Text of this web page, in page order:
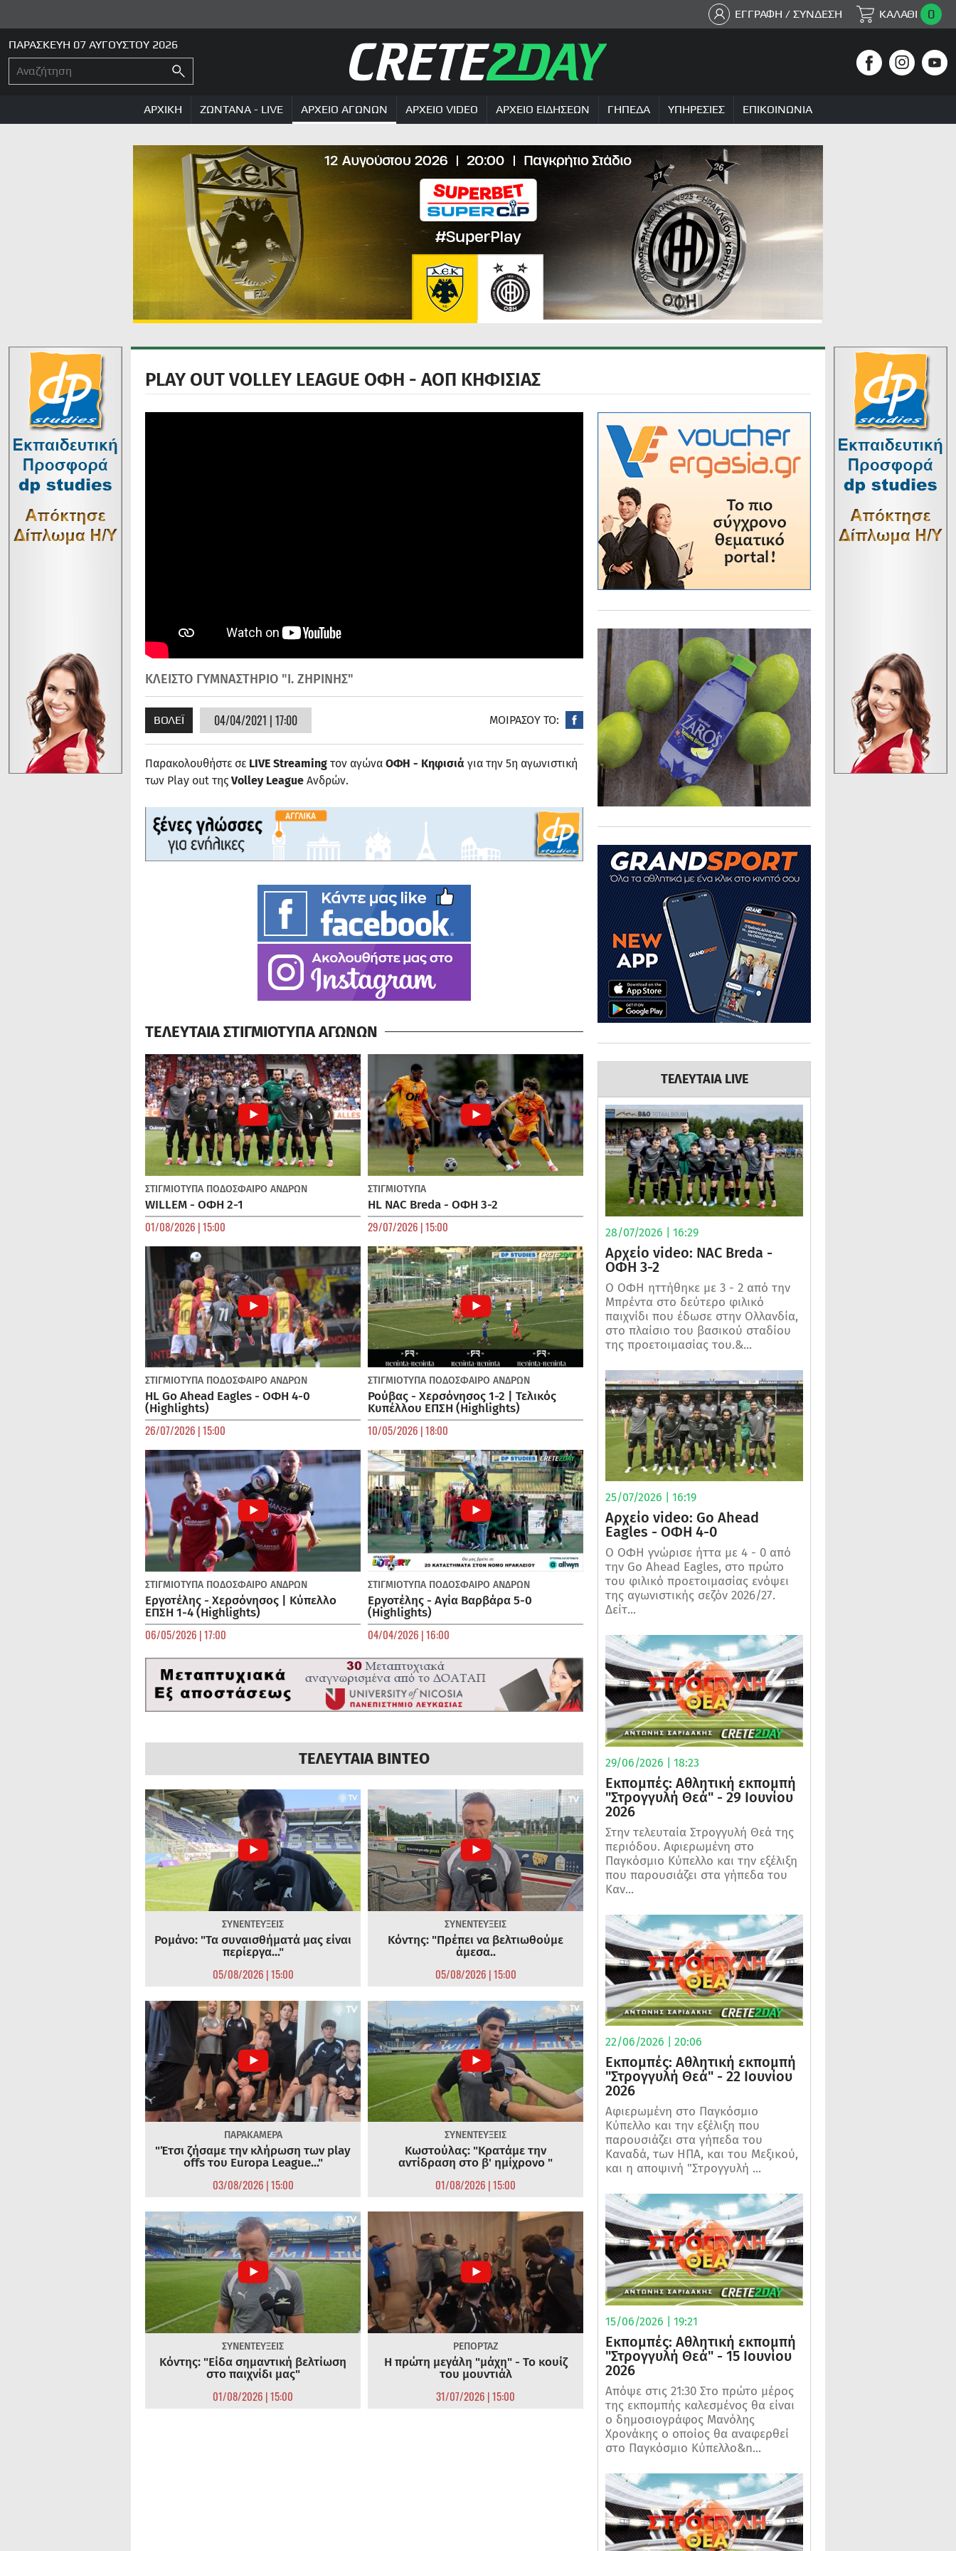
ΕΓΓΡΑΦΗ / ΣΥΝΔΕΣΗ ΚΑΛΑΘΙ 0
ΠΑΡΑΣΚΕΥΗ 07 ΑΥΓΟΥΣΤΟΥ 2026
ΑΡΧΙΚΗ ΖΩΝΤΑΝΑ - LIVE ΑΡΧΕΙΟ ΑΓΩΝΩΝ ΑΡΧΕΙΟ VIDEO ΑΡΧΕΙΟ ΕΙΔΗΣΕΩΝ ΓΗΠΕΔΑ ΥΠΗΡΕΣΙΕΣ ΕΠΙΚΟΙΝΩΝΙΑ
PLAY OUT VOLLEY LEAGUE ΟΦΗ - ΑΟΠ ΚΗΦΙΣΙΑΣ
ΚΛΕΙΣΤΟ ΓΥΜΝΑΣΤΗΡΙΟ "Ι. ΖΗΡΙΝΗΣ"
ΒΟΛΕΪ 04/04/2021 | 17:00 ΜΟΙΡΑΣΟΥ ΤΟ:
Παρακολουθήστε σε LIVE Streaming τον αγώνα ΟΦΗ - Κηφισιά για την 5η αγωνιστική
των Play out της Volley League Ανδρών.
ΤΕΛΕΥΤΑΙΑ ΣΤΙΓΜΙΟΤΥΠΑ ΑΓΩΝΩΝ
ΣΤΙΓΜΙΟΤΥΠΑ ΠΟΔΌΣΦΑΙΡΟ ΑΝΔΡΏΝ
WILLEM - ΟΦΗ 2-1
01/08/2026 | 15:00
ΣΤΙΓΜΙΟΤΥΠΑ
HL NAC Breda - ΟΦΗ 3-2
29/07/2026 | 15:00
ΣΤΙΓΜΙΟΤΥΠΑ ΠΟΔΌΣΦΑΙΡΟ ΑΝΔΡΏΝ
HL Go Ahead Eagles - ΟΦΗ 4-0
(Highlights)
26/07/2026 | 15:00
ΣΤΙΓΜΙΟΤΥΠΑ ΠΟΔΌΣΦΑΙΡΟ ΑΝΔΡΏΝ
Ρούβας - Χερσόνησος 1-2 | Τελικός
Κυπέλλου ΕΠΣΗ (Highlights)
10/05/2026 | 18:00
ΣΤΙΓΜΙΟΤΥΠΑ ΠΟΔΌΣΦΑΙΡΟ ΑΝΔΡΏΝ
Εργοτέλης - Χερσόνησος | Κύπελλο
ΕΠΣΗ 1-4 (Highlights)
06/05/2026 | 17:00
ΣΤΙΓΜΙΟΤΥΠΑ ΠΟΔΌΣΦΑΙΡΟ ΑΝΔΡΏΝ
Εργοτέλης - Αγία Βαρβάρα 5-0
(Highlights)
04/04/2026 | 16:00
ΤΕΛΕΥΤΑΙΑ ΒΙΝΤΕΟ
ΣΥΝΕΝΤΕΥΞΕΙΣ
Ρομάνο: "Τα συναισθήματά μας είναι
περίεργα..."
05/08/2026 | 15:00
ΣΥΝΕΝΤΕΥΞΕΙΣ
Κόντης: "Πρέπει να βελτιωθούμε
άμεσα..
05/08/2026 | 15:00
ΠΑΡΑΚΑΜΕΡΑ
"Έτσι ζήσαμε την κλήρωση των play
offs του Europa League..."
03/08/2026 | 15:00
ΣΥΝΕΝΤΕΥΞΕΙΣ
Κωστούλας: "Κρατάμε την
αντίδραση στο β' ημίχρονο "
01/08/2026 | 15:00
ΣΥΝΕΝΤΕΥΞΕΙΣ
Κόντης: "Είδα σημαντική βελτίωση
στο παιχνίδι μας"
01/08/2026 | 15:00
ΡΕΠΟΡΤΑΖ
Η πρώτη μεγάλη "μάχη" - Το κουίζ
του μουντιάλ
31/07/2026 | 15:00
ΤΕΛΕΥΤΑΙΑ LIVE
28/07/2026 | 16:29
Αρχείο video: NAC Breda -
ΟΦΗ 3-2
Ο ΟΦΗ ηττήθηκε με 3 - 2 από την
Μπρέντα στο δεύτερο φιλικό
παιχνίδι που έδωσε στην Ολλανδία,
στο πλαίσιο του βασικού σταδίου
της προετοιμασίας του.&...
25/07/2026 | 16:19
Αρχείο video: Go Ahead
Eagles - ΟΦΗ 4-0
Ο ΟΦΗ γνώρισε ήττα με 4 - 0 από
την Go Ahead Eagles, στο πρώτο
του φιλικό προετοιμασίας ενόψει
της αγωνιστικής σεζόν 2026/27.
Δείτ...
29/06/2026 | 18:23
Εκπομπές: Αθλητική εκπομπή
"Στρογγυλή Θεά" - 29 Ιουνίου
2026
Στην τελευταία Στρογγυλή Θεά της
περιόδου. Αφιερωμένη στο
Παγκόσμιο Κύπελλο και την εξέλιξη
που παρουσιάζει στα γήπεδα του
Καν...
22/06/2026 | 20:06
Εκπομπές: Αθλητική εκπομπή
"Στρογγυλή Θεά" - 22 Ιουνίου
2026
Αφιερωμένη στο Παγκόσμιο
Κύπελλο και την εξέλιξη που
παρουσιάζει στα γήπεδα του
Καναδά, των ΗΠΑ, και του Μεξικού,
και η αποψινή "Στρογγυλή ...
15/06/2026 | 19:21
Εκπομπές: Αθλητική εκπομπή
"Στρογγυλή Θεά" - 15 Ιουνίου
2026
Απόψε στις 21:30 Στο πρώτο μέρος
της εκπομπής καλεσμένος θα είναι
ο δημοσιογράφος Μανόλης
Χρονάκης ο οποίος θα αναφερθεί
στο Παγκόσμιο Κύπελλο&n...